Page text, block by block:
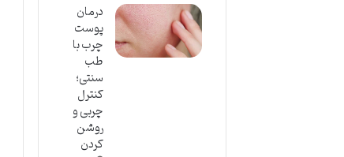
درمان
پوست
چرب با
طب
سنتی؛
کنترل
چربی و
روشن
کردن